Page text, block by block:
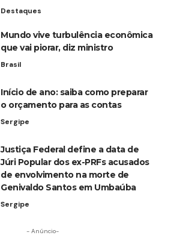
Destaques
Mundo vive turbulência econômica
que vai piorar, diz ministro
Brasil
Início de ano: saiba como preparar
o orçamento para as contas
Sergipe
Justiça Federal define a data de
Júri Popular dos ex-PRFs acusados
de envolvimento na morte de
Genivaldo Santos em Umbaúba
Sergipe
- Anúncio-